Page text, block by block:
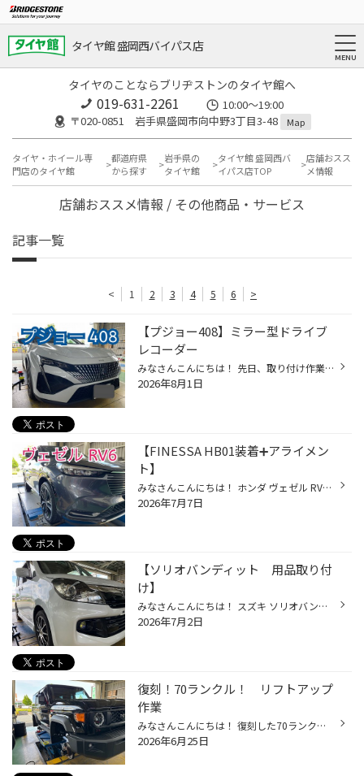
タイヤ館 盛岡西バイパス店
タイヤのことならブリヂストンのタイヤ館へ
019-631-2261
10:00～19:00
〒020-0851 岩手県盛岡市向中野3丁目3-48
Map
タイヤ・ホイール専
門店のタイヤ館
都道府県
から探す
岩手県の
タイヤ館
タイヤ館 盛岡西バ
イパス店TOP
店舗おスス
メ情報
店舗おススメ情報 / その他商品・サービス
記事一覧
< 1 2 3 4 5 6 >
【プジョー408】ミラー型ドライブ
レコーダー
みなさんこんにちは！ 先日、取り付け作業をいたしました プジョー408のご紹介です！ ミラー型ドライブレコーダーの取り付けです！ 商品はこちら！！ コムテック ZDR-880M 前後2カメラタイプ 純正ミラーにバンドで固定するタイプになります。 駐車監視ハーネスもセットでお取り付け！ 助手席側のピ...
2026年8月1日
【FINESSA HB01装着➕アライメン
ト】
みなさんこんにちは！ ホンダ ヴェゼル RV6 BS FINESSA HB01 225/50R18 新品組み替え作業をおこないました！ フィネッサ HB01 新品時から摩耗時まで 雨の日でもしっかり止まる・曲がる、 ゆるがない安心感！ 静粛性も高く、走行中のロードノイズも軽減され 快適な車内空間を実現！ タイヤの組み替え...
2026年7月7日
【ソリオバンディット 用品取り付
け】
みなさんこんにちは！ スズキ ソリオバンディットが入庫し 前後ドライブレコーダー、バックカメラの 取り付けをいたしました！ ドライブレコーダー コムテック ZDR027 バックカメラ カロッツェリア ND-BC9 ガーニッシュに固定 角度調整もバッチリ！ 当店では、各種用品取り付けを行なっております！...
2026年7月2日
復刻！70ランクル！ リフトアップ
作業
みなさんこんにちは！ 復刻した70ランクル！ 人気のリフトアップ作業でご入庫です！ 取り付け前 取り付けた商品は、 カントリーサスペンションキットになります！ リアのバネも交換です！ フロント ステアリングダンパーも交換 リア リフトアップ後 雰囲気がだいぶ変わりました！ タイヤハウスから...
2026年6月25日